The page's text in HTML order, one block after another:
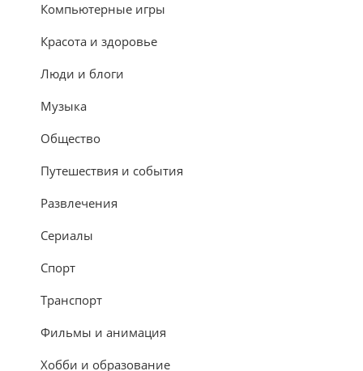
Компьютерные игры
Красота и здоровье
Люди и блоги
Музыка
Общество
Путешествия и события
Развлечения
Сериалы
Спорт
Транспорт
Фильмы и анимация
Хобби и образование